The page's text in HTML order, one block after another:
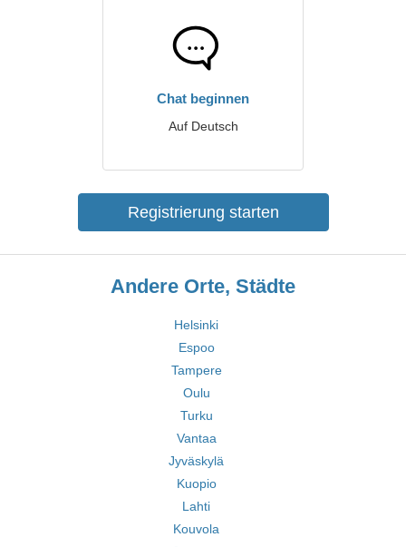
Chat beginnen
Auf Deutsch
Registrierung starten
Andere Orte, Städte
Helsinki
Espoo
Tampere
Oulu
Turku
Vantaa
Jyväskylä
Kuopio
Lahti
Kouvola